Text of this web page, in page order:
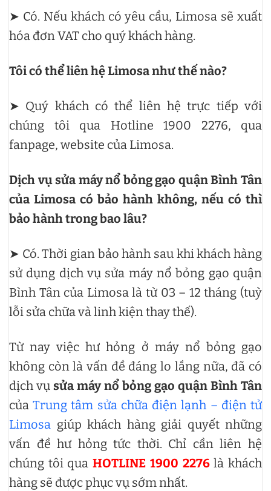
➤ Có. Nếu khách có yêu cầu, Limosa sẽ xuất
hóa đơn VAT cho quý khách hàng.
Tôi có thể liên hệ Limosa như thế nào?
➤ Quý khách có thể liên hệ trực tiếp với
chúng tôi qua Hotline 1900 2276, qua
fanpage, website của Limosa.
Dịch vụ sửa máy nổ bỏng gạo quận Bình Tân
của Limosa có bảo hành không, nếu có thì
bảo hành trong bao lâu?
➤ Có. Thời gian bảo hành sau khi khách hàng
sử dụng dịch vụ sửa máy nổ bỏng gạo quận
Bình Tân của Limosa là từ 03 – 12 tháng (tuỳ
lỗi sửa chữa và linh kiện thay thế).
Từ nay việc hư hỏng ở máy nổ bỏng gạo
không còn là vấn đề đáng lo lắng nữa, đã có
dịch vụ sửa máy nổ bỏng gạo quận Bình Tân
của Trung tâm sửa chữa điện lạnh – điện tử
Limosa giúp khách hàng giải quyết những
vấn đề hư hỏng tức thời. Chỉ cần liên hệ
chúng tôi quaHOTLINE 1900 2276là khách
hàng sẽ được phục vụ sớm nhất.